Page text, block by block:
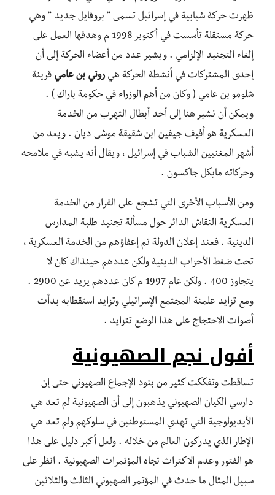
ظهرت حركة شبابية في إسرائيل تسمى ” بروفايل جديد ” وهي
حركة مستقلة تأسست في أكتوبر 1998 م وهدفها العمل على
إلغاء التجنيد الإلزامي . ويشير عدد من أعضاء الحركة إلى أن
إحدى المشتركات في أنشطة الحركة هي روني بن عامي قرينة
شلومو بن عامي ( وكان من أهم الوزراء في حكومة باراك ) .
ويمكن أن نشير هنا إلى أحد أبطال التهرب من الخدمة
العسكرية هو أفيف جيفين ابن شقيقة موشى ديان . ويعد من
أشهر المغنيين الشباب في إسرائيل ، ويقال أنه يشبه في ملامحه
وحركاته مايكل جاكسون .
ومن الأسباب الأخرى التي تشجع على الفرار من الخدمة
العسكرية النقاش الدائر حول مسألة تجنيد طلبة المدارس
الدينية . فعند إعلان الدولة تم إعفاؤهم من الخدمة العسكرية ،
تحت ضغط الأحزاب الدينية ولكن عددهم حينذاك كان لا
يتجاوز 400 . ولكن عام 1997 م كان عددهم يزيد عن 2900 .
ومع تزايد علمنة المجتمع الإسرائيلي وتزايد استقطابه بدأت
أصوات الاحتجاج على هذا الوضع تتزايد .
أفول نجم الصهيونية
تساقطت وتفككت كثير من بنود الإجماع الصهيوني حتى إن
دارسي الكيان الصهيوني يذهبون إلى أن الصهيونية لم تعد هي
الأيديولوجية التي تهدي المستوطنين في سلوكهم ولم تعد هي
الإطار الذي يدركون العالم من خلاله . ولعل أكبر دليل على هذا
هو الفتور وعدم الاكتراث تجاه المؤتمرات الصهيونية . انظر على
سبيل المثال ما حدث في المؤتمر الصهيوني الثالث والثلاثين